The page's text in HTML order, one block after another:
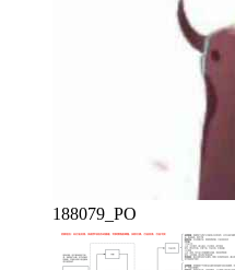
188079_PO